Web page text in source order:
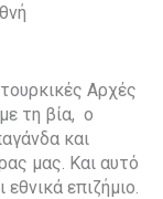
Αρχές
τη βία, ο
και
μας. Και αυτό
εθνικά επιζήμιο.